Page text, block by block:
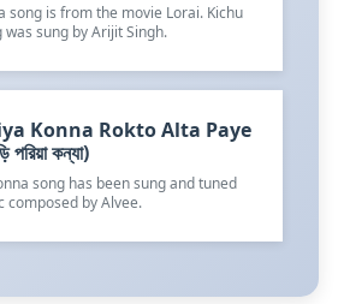
song is from the movie Lorai. Kichu
was sung by Arijit Singh.
Konna Rokto Alta Paye
কন্যা)
song has been sung and tuned
composed by Alvee.